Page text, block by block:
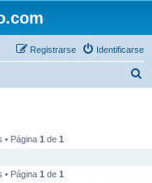
Identificarse
Registrarse
• Página 1 de 1
• Página 1 de 1